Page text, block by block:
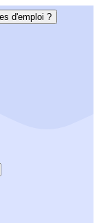
d'emploi ?